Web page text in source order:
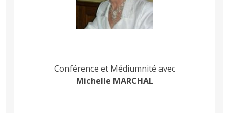
Conférence et Médiumnité avec
Michelle MARCHAL